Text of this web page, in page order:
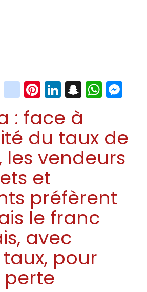
Twitter
instagram
Pinterest
LinkedIn
Snapchat
: face à
du taux de
vendeurs
et
préfèrent
le franc
avec
taux, pour
perte